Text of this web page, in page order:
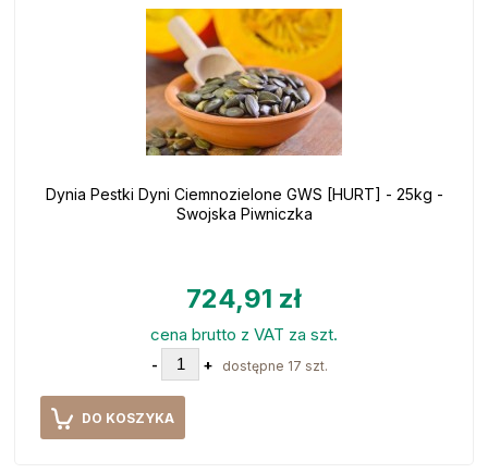
Dynia Pestki Dyni Ciemnozielone GWS [HURT] - 25kg -
Swojska Piwniczka
724,91 zł
cena brutto z VAT za szt.
- + dostępne 17 szt.
DO KOSZYKA